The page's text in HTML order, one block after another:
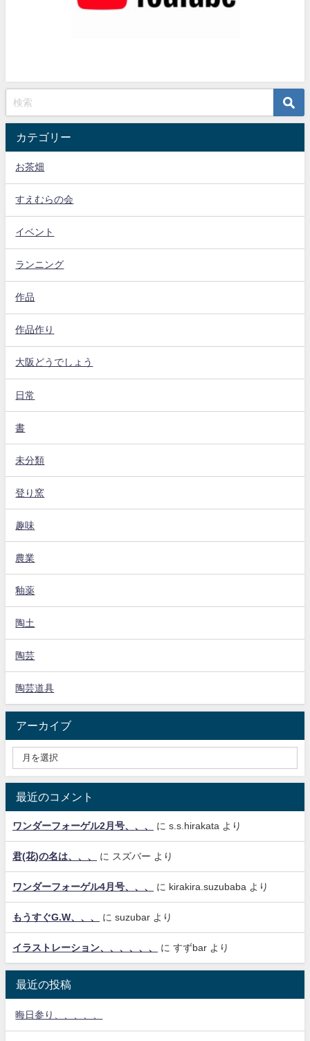
カテゴリー
お茶畑
すえむらの会
イベント
ランニング
作品
作品作り
大阪どうでしょう
日常
書
未分類
登り窯
趣味
農業
釉薬
陶土
陶芸
陶芸道具
アーカイブ
最近のコメント
ワンダーフォーゲル2月号、、、 に s.s.hirakata より
君(花)の名は、、、 に スズバー より
ワンダーフォーゲル4月号、、、 に kirakira.suzubaba より
もうすぐG.W、、、 に suzubar より
イラストレーション、、、、、、 に すずbar より
最近の投稿
晦日参り、、、、、